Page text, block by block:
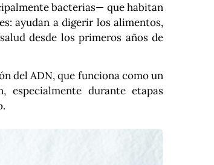
bacterias— que habitan
ayudan a digerir los alimentos,
desde los primeros años de
del ADN, que funciona como un
durante etapas